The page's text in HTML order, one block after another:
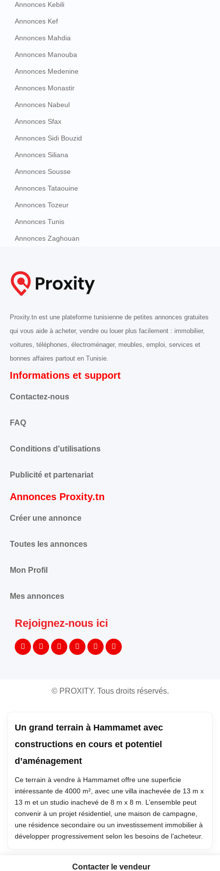
Contacter le vendeur
Annonces Kebili
Annonces Kef
Annonces Mahdia
Annonces Manouba
Annonces Medenine
Annonces Monastir
Annonces Nabeul
Annonces Sfax
Annonces Sidi Bouzid
Annonces Siliana
Annonces Sousse
Annonces Tataouine
Annonces Tozeur
Annonces Tunis
Annonces Zaghouan
Proxity.tn est une plateforme tunisienne de petites annonces gratuites
qui vous aide à acheter, vendre ou louer plus facilement : immobilier,
voitures, téléphones, électroménager, meubles, emploi, services et
bonnes affaires partout en Tunisie.
Informations et support
Contactez-nous
FAQ
Conditions d'utilisations
Publicité et partenariat
Annonces Proxity.tn
Créer une annonce
Toutes les annonces
Mon Profil
Mes annonces
Rejoignez-nous ici
© PROXITY. Tous droits réservés.
Un grand terrain à Hammamet avec
constructions en cours et potentiel
d’aménagement
Ce terrain à vendre à Hammamet offre une superficie
intéressante de 4000 m², avec une villa inachevée de 13 m x
13 m et un studio inachevé de 8 m x 8 m. L’ensemble peut
convenir à un projet résidentiel, une maison de campagne,
une résidence secondaire ou un investissement immobilier à
développer progressivement selon les besoins de l’acheteur.